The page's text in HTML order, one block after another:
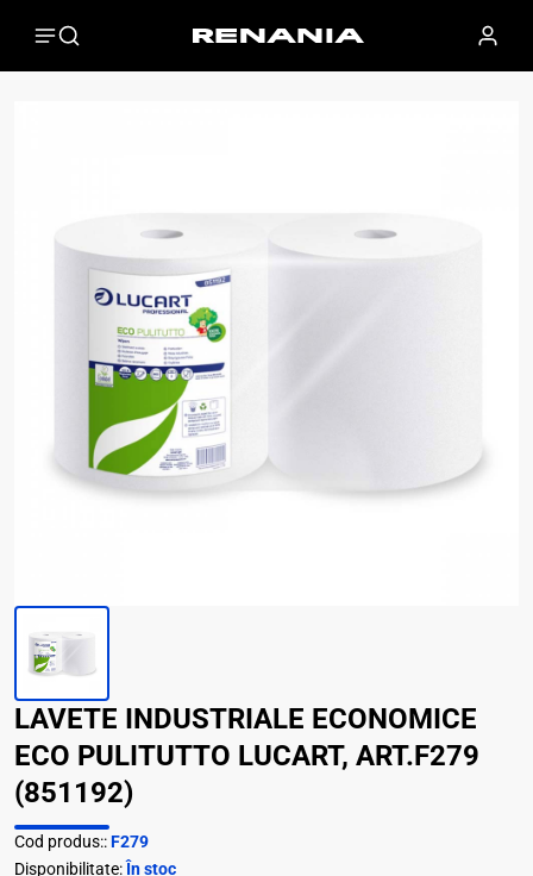
LAVETE INDUSTRIALE ECONOMICE
ECO PULITUTTO LUCART, ART.F279
(851192)
Cod produs::F279
Disponibilitate: În stoc